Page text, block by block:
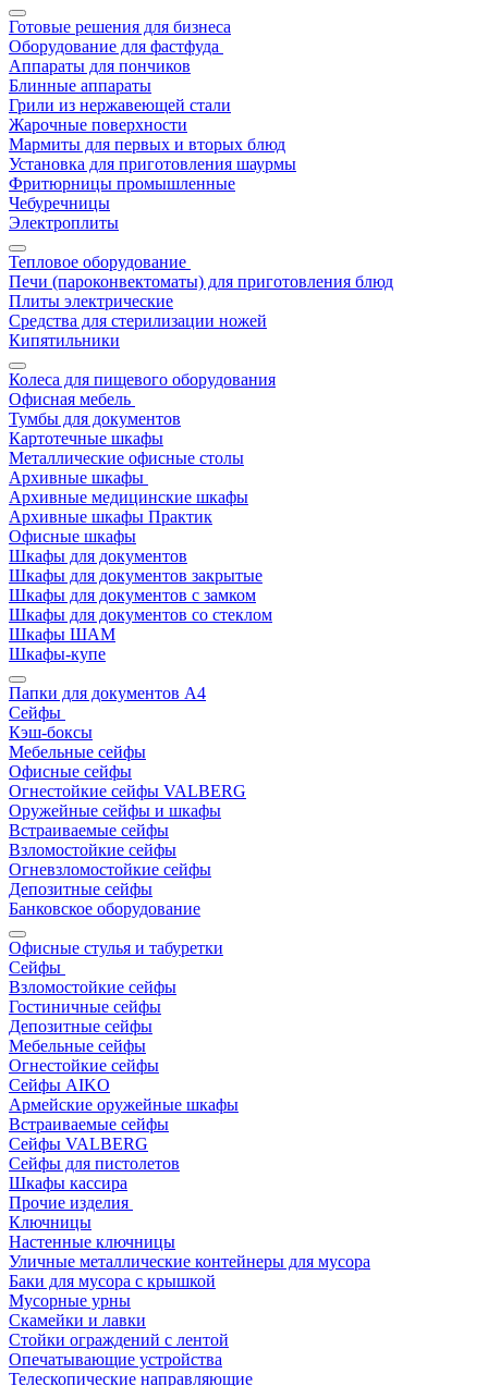
Готовые решения для бизнеса
Оборудование для фастфуда
Аппараты для пончиков
Блинные аппараты
Грили из нержавеющей стали
Жарочные поверхности
Мармиты для первых и вторых блюд
Установка для приготовления шаурмы
Фритюрницы промышленные
Чебуречницы
Электроплиты
Тепловое оборудование
Печи (пароконвектоматы) для приготовления блюд
Плиты электрические
Средства для стерилизации ножей
Кипятильники
Колеса для пищевого оборудования
Офисная мебель
Тумбы для документов
Картотечные шкафы
Металлические офисные столы
Архивные шкафы
Архивные медицинские шкафы
Архивные шкафы Практик
Офисные шкафы
Шкафы для документов
Шкафы для документов закрытые
Шкафы для документов с замком
Шкафы для документов со стеклом
Шкафы ШАМ
Шкафы-купе
Папки для документов A4
Сейфы
Кэш-боксы
Мебельные сейфы
Офисные сейфы
Огнестойкие сейфы VALBERG
Оружейные сейфы и шкафы
Встраиваемые сейфы
Взломостойкие сейфы
Огневзломостойкие сейфы
Депозитные сейфы
Банковское оборудование
Офисные стулья и табуретки
Сейфы
Взломостойкие сейфы
Гостиничные сейфы
Депозитные сейфы
Мебельные сейфы
Огнестойкие сейфы
Сейфы AIKO
Армейские оружейные шкафы
Встраиваемые сейфы
Сейфы VALBERG
Сейфы для пистолетов
Шкафы кассира
Прочие изделия
Ключницы
Настенные ключницы
Уличные металлические контейнеры для мусора
Баки для мусора с крышкой
Мусорные урны
Скамейки и лавки
Стойки ограждений с лентой
Опечатывающие устройства
Телескопические направляющие